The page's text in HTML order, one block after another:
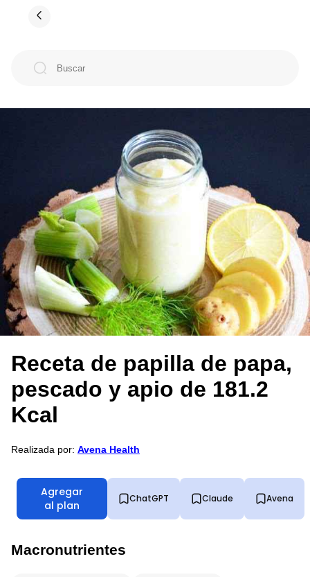
Receta de papilla de papa,
pescado y apio de 181.2
Kcal
Realizada por: Avena Health
Agregar
al plan
ChatGPT Claude Avena
Macronutrientes